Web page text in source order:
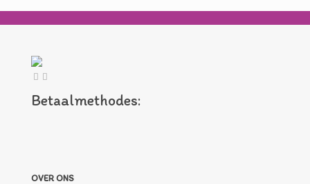
Betaalmethodes:
OVER ONS